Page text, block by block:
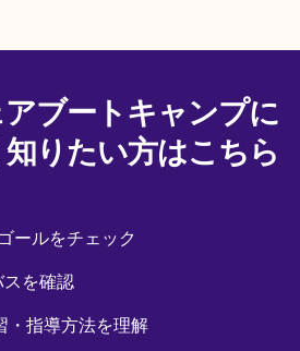
ブートキャンプに
りたい方はこちら
ールをチェック
スを確認
・指導方法を理解